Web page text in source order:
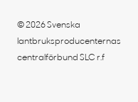
© 2026 Svenska
lantbruksproducenternas
centralförbund SLC r.f